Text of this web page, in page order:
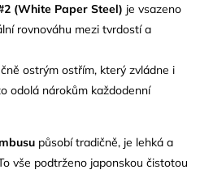
(White Paper Steel) je vsazeno
rovnováhu mezi tvrdostí a
ostrým ostřím, který zvládne i
odolá nárokům každodenní
působí tradičně, je lehká a
vše podtrženo japonskou čistotou